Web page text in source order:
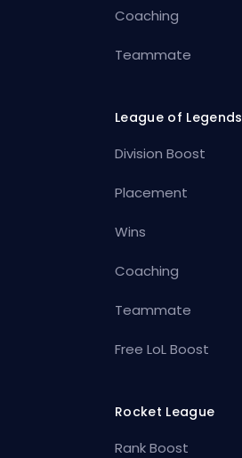
Coaching
Teammate
League of Legends
Division Boost
Placement
Wins
Coaching
Teammate
Free LoL Boost
Rocket League
Rank Boost